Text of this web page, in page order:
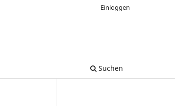
Suchen
Einloggen